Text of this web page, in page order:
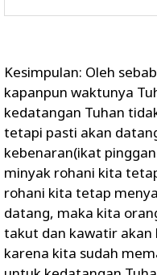
Kesimpulan: Oleh
kapanpun waktunya
kedatangan Tuhan
tetapi pasti akan
kebenaran(ikat
minyak rohani kita
rohani kita tetap
datang, maka kita
takut dan kawatir akan
karena kita sudah